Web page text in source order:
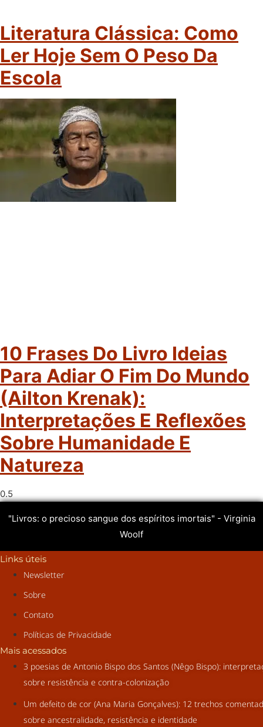
Literatura Clássica: Como
Ler Hoje Sem O Peso Da
Escola
10 Frases Do Livro Ideias
Para Adiar O Fim Do Mundo
(Ailton Krenak):
Interpretações E Reflexões
Sobre Humanidade E
Natureza
"Livros: o precioso sangue dos espíritos imortais" - Virginia
Woolf
Links úteis
Newsletter
Sobre
Contato
Políticas de Privacidade
Mais acessados
3 poesias de Antonio Bispo dos Santos (Nêgo Bispo):
sobre resistência e contra-colonização
Um defeito de cor (Ana Maria Gonçalves): 12 trechos
sobre ancestralidade, resistência e identidade